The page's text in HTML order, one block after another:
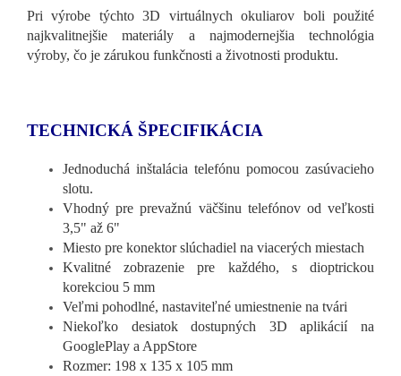
Pri výrobe týchto 3D virtuálnych okuliarov boli použité
najkvalitnejšie materiály a najmodernejšia technológia
výroby, čo je zárukou funkčnosti a životnosti produktu.
TECHNICKÁ ŠPECIFIKÁCIA
Jednoduchá inštalácia telefónu pomocou zasúvacieho
slotu.
Vhodný pre prevažnú väčšinu telefónov od veľkosti
3,5" až 6"
Miesto pre konektor slúchadiel na viacerých miestach
Kvalitné zobrazenie pre každého, s dioptrickou
korekciou 5 mm
Veľmi pohodlné, nastaviteľné umiestnenie na tvári
Niekoľko desiatok dostupných 3D aplikácií na
GooglePlay a AppStore
Rozmer: 198 x 135 x 105 mm